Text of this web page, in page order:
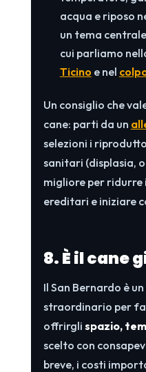
acqua e riposo
un tema
cui parliamo
Ticino e nel
Un consiglio che
cane: parti da un
selezioni i
sanitari (displasia,
migliore per ridurre
ereditari e iniziare
8. È il cane
Il San Bernardo è
straordinario per
offrirgli spazio,
scelto con
breve, i costi